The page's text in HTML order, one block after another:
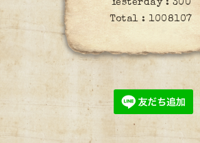
Yesterday : 300
Total :1008107